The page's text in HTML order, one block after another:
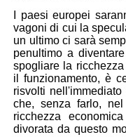
I paesi europei
vagoni di cui la
un ultimo ci sarà
penultimo a
spogliare la
il funzionamento, è
risvolti
che, senza farlo,
ricchezza
divorata da questo